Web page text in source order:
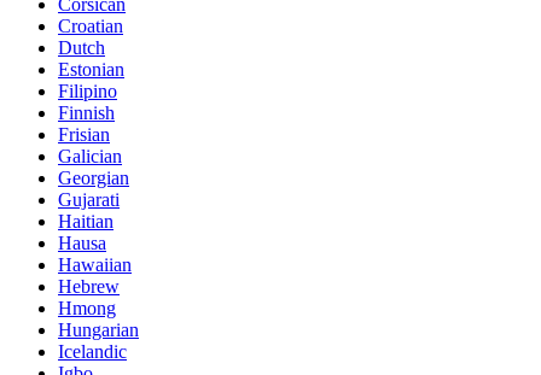
Corsican
Croatian
Dutch
Estonian
Filipino
Finnish
Frisian
Galician
Georgian
Gujarati
Haitian
Hausa
Hawaiian
Hebrew
Hmong
Hungarian
Icelandic